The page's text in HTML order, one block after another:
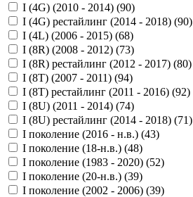
I (4G) (2010 - 2014) (90)
I (4G) рестайлинг (2014 - 2018) (90)
I (4L) (2006 - 2015) (68)
I (8R) (2008 - 2012) (73)
I (8R) рестайлинг (2012 - 2017) (80)
I (8T) (2007 - 2011) (94)
I (8T) рестайлинг (2011 - 2016) (92)
I (8U) (2011 - 2014) (74)
I (8U) рестайлинг (2014 - 2018) (71)
I поколение (2016 - н.в.) (43)
I поколение (18-н.в.) (48)
I поколение (1983 - 2020) (52)
I поколение (20-н.в.) (39)
I поколение (2002 - 2006) (39)